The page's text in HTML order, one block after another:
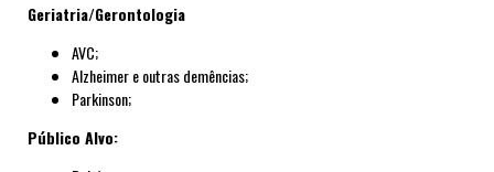
Geriatria/Gerontologia
AVC;
Alzheimer e outras demências;
Parkinson;
Público Alvo: